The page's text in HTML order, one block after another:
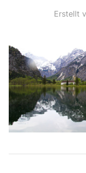
Erstellt